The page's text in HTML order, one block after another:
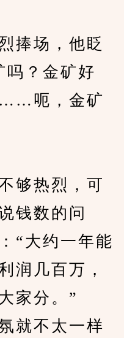
场，他眨
吗？金矿好
……呃，金矿
热烈，可
钱数的问
“大约一年能
润几百万，
家分。”
不太一样